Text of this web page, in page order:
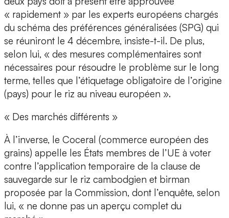
« rapidement » par les experts européens chargés
du schéma des préférences généralisées (SPG) qui
se réuniront le 4 décembre, insiste-t-il. De plus,
selon lui, « des mesures complémentaires sont
nécessaires pour résoudre le problème sur le long
terme, telles que l’étiquetage obligatoire de l’origine
(pays) pour le riz au niveau européen ».
« Des marchés différents »
À l’inverse, le Coceral (commerce européen des
grains) appelle les États membres de l’UE à voter
contre l’application temporaire de la clause de
sauvegarde sur le riz cambodgien et birman
proposée par la Commission, dont l’enquête, selon
lui, « ne donne pas un aperçu complet du